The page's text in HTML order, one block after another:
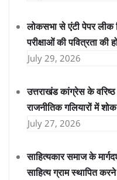
लोकसभा से एंटी पेपर लीक
परीक्षाओं की पवित्रता की
July 29, 2026
उत्तराखंड कांग्रेस के वरिष्ठ
राजनीतिक गलियारों में
July 27, 2026
साहित्यकार समाज के
साहित्य ग्राम स्थापित